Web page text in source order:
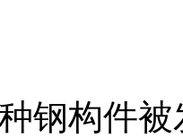
构件被